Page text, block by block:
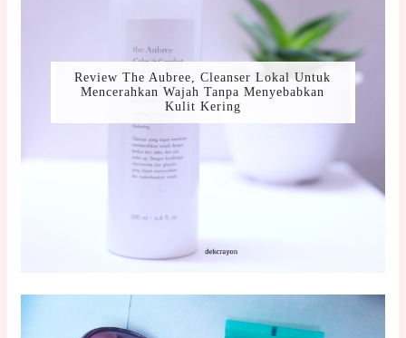
Review The Aubree, Cleanser Lokal Untuk
Mencerahkan Wajah Tanpa Menyebabkan
Kulit Kering